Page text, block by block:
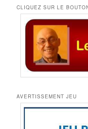
CLIQUEZ SUR LE
AVERTISSEMENT JEU